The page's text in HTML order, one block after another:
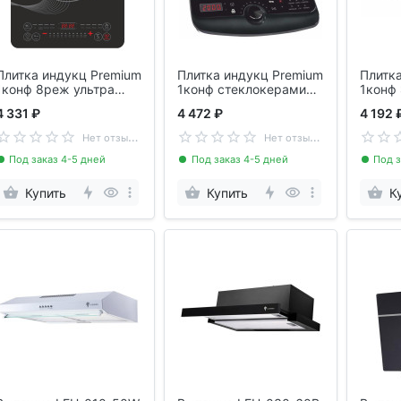
индукц Premium
8реж ультра
331 ₽
Н
ет отзывов
Под заказ 4-5 дней
Купить
Плитка индукц Premium
1конф стеклокерамика
4 472 ₽
Н
ет отзывов
Под заказ 4-5 дней
Купить
1конф
4 192
Под